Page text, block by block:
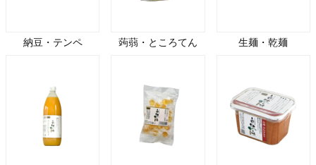
納豆・テンペ 蒟蒻・ところてん 生麺・乾麺